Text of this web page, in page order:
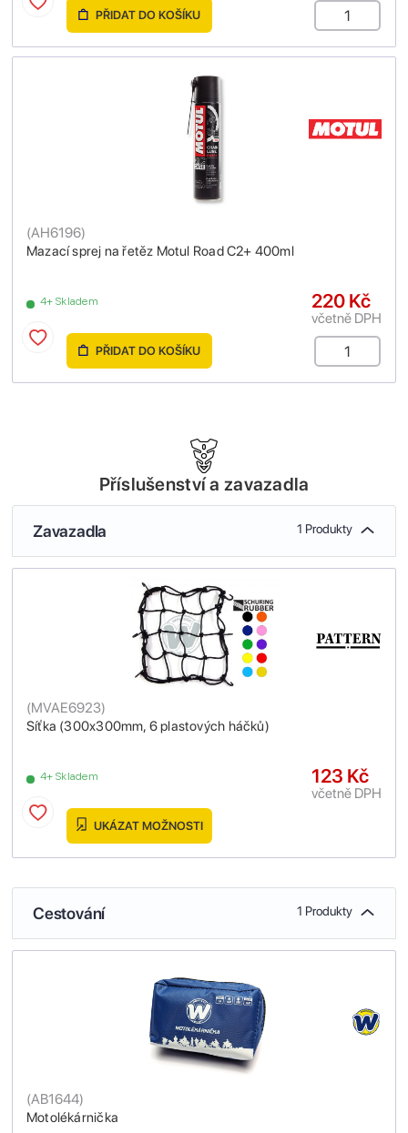
PŘIDAT DO KOŠÍKU
Mazací sprej na řetěz Motul Road C2+ 400ml
(AH6196)
4+ Skladem 220 Kč
včetně DPH
PŘIDAT DO KOŠÍKU
Příslušenství a zavazadla
Zavazadla 1 Produkty
Síťka (300x300mm, 6 plastových háčků)
(MVAE6923)
4+ Skladem 123 Kč
včetně DPH
UKÁZAT MOŽNOSTI
Cestování 1 Produkty
Motolékárnička
(AB1644)